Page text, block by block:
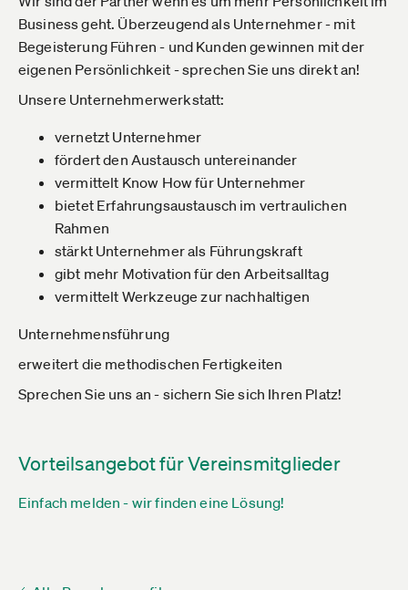
Business geht. Überzeugend als Unternehmer - mit
Begeisterung Führen - und Kunden gewinnen mit der
eigenen Persönlichkeit - sprechen Sie uns direkt an!
Unsere Unternehmerwerkstatt:
vernetzt Unternehmer
fördert den Austausch untereinander
vermittelt Know How für Unternehmer
bietet Erfahrungsaustausch im vertraulichen
Rahmen
stärkt Unternehmer als Führungskraft
gibt mehr Motivation für den Arbeitsalltag
vermittelt Werkzeuge zur nachhaltigen
Unternehmensführung
erweitert die methodischen Fertigkeiten
Sprechen Sie uns an - sichern Sie sich Ihren Platz!
Vorteilsangebot für Vereinsmitglieder
Einfach melden - wir finden eine Lösung!